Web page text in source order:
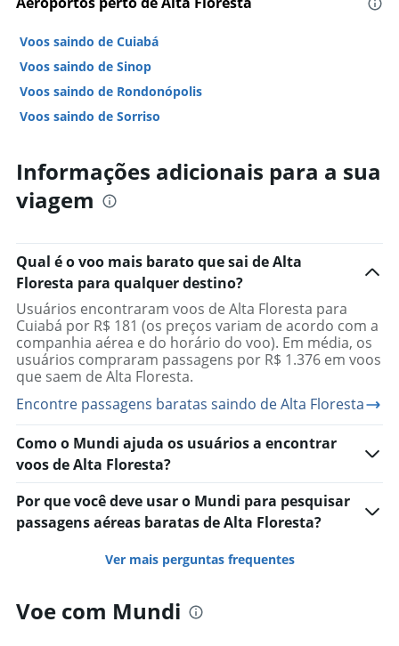
Voos saindo de Cuiabá
Voos saindo de Sinop
Voos saindo de Rondonópolis
Voos saindo de Sorriso
Informações adicionais para a sua
viagem
Qual é o voo mais barato que sai de Alta
Floresta para qualquer destino?
Usuários encontraram voos de Alta Floresta para
Cuiabá por R$ 181 (os preços variam de acordo com a
companhia aérea e do horário do voo). Em média, os
usuários compraram passagens por R$ 1.376 em voos
que saem de Alta Floresta.
Encontre passagens baratas saindo de Alta Floresta
Como o Mundi ajuda os usuários a encontrar
voos de Alta Floresta?
Por que você deve usar o Mundi para pesquisar
passagens aéreas baratas de Alta Floresta?
Ver mais perguntas frequentes
Voe com Mundi